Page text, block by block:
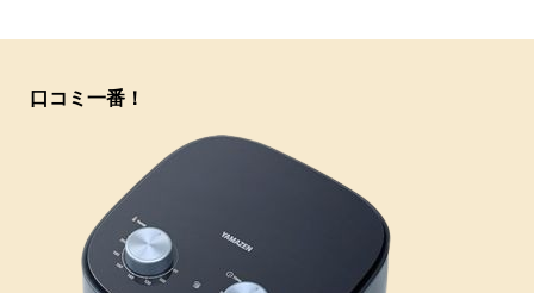
口コミ一番！